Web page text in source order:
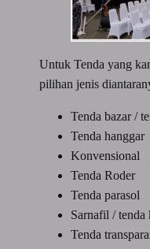
Untuk Tenda yang
pilihan jenis
Tenda bazar /
Tenda hanggar
Konvensional
Tenda Roder
Tenda parasol
Sarnafil / tenda
Tenda